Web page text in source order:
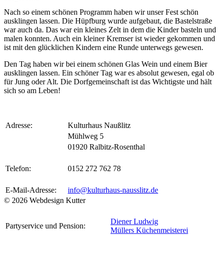
Nach so einem schönen Programm haben wir unser Fest schön
ausklingen lassen. Die Hüpfburg wurde aufgebaut, die Bastelstraße
war auch da. Das war ein kleines Zelt in dem die Kinder basteln und
malen konnten. Auch ein kleiner Kremser ist wieder gekommen und
ist mit den glücklichen Kindern eine Runde unterwegs gewesen.
Den Tag haben wir bei einem schönen Glas Wein und einem Bier
ausklingen lassen. Ein schöner Tag war es absolut gewesen, egal ob
für Jung oder Alt. Die Dorfgemeinschaft ist das Wichtigste und hält
sich so am Leben!
Adresse:
Kulturhaus Naußlitz
Mühlweg 5
01920 Ralbitz-Rosenthal
Telefon: 0152 272 762 78
E-Mail-Adresse:
info@kulturhaus-nausslitz.de
© 2026 Webdesign Kutter
Partyservice und Pension:
Diener Ludwig
Müllers Küchenmeisterei